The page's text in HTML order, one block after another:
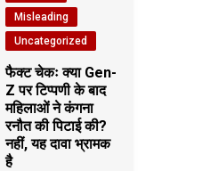
Misleading
Uncategorized
फैक्ट चेकः क्या Gen-
Z पर टिप्पणी के बाद
महिलाओं ने कंगना
रनौत की पिटाई की?
नहीं, यह दावा भ्रामक
है